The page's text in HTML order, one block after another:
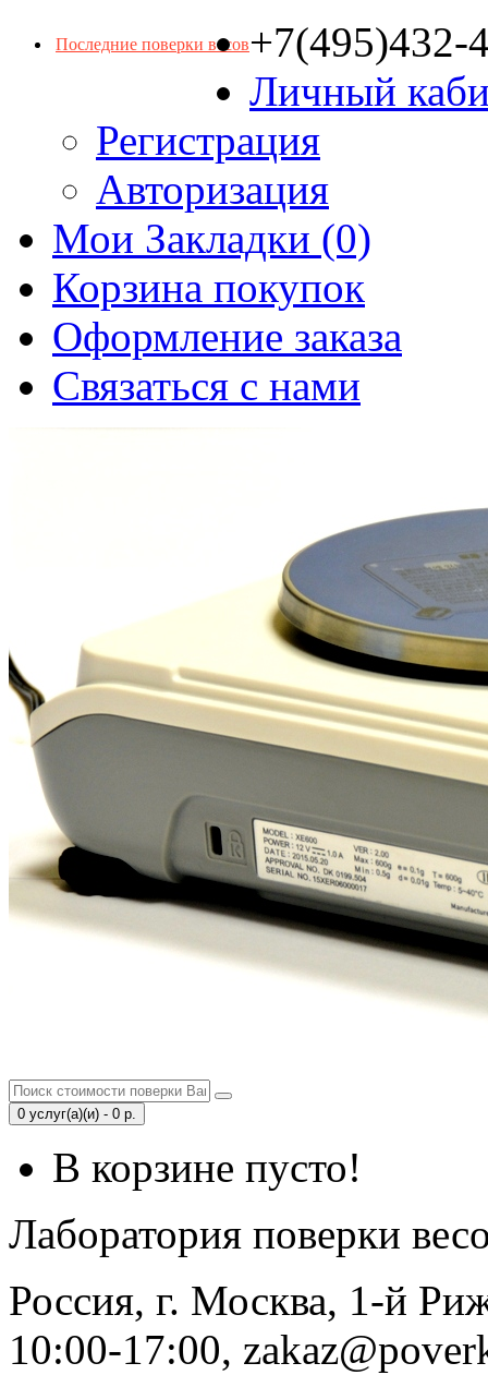
Последние поверки весов+7(495)432-
Личный
Регистрация
Авторизация
Мои Закладки (0)
Корзина покупок
Оформление заказа
Связаться с нами
0 услуг(а)(и) - 0 р.
В корзине пусто!
Лаборатория поверки
Россия, г. Москва, 1-й
10:00-17:00,